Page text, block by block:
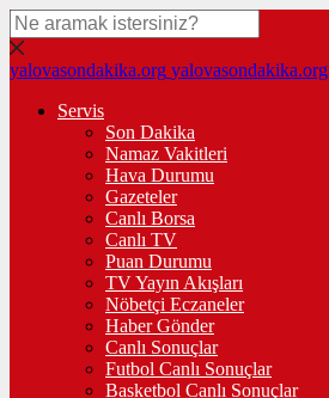
yalovasondakika.org yalovasondakika.org
Servis
Son Dakika
Namaz Vakitleri
Hava Durumu
Gazeteler
Canlı Borsa
Canlı TV
Puan Durumu
TV Yayın Akışları
Nöbetçi Eczaneler
Haber Gönder
Canlı Sonuçlar
Futbol Canlı Sonuçlar
Basketbol Canlı Sonuçlar